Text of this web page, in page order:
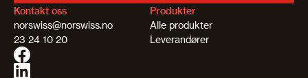
Kontakt oss
norswiss@norswiss.no
23 24 10 20
Produkter
Alle produkter
Leverandører